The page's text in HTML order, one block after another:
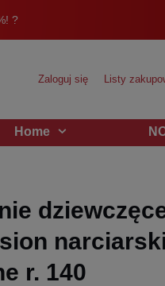
?
Zaloguj się Listy
Home
r. 140